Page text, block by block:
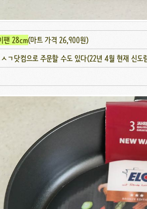
팬 28cm(마트 가격 26,900원)
ㄱ닷컴으로 주문할 수도 있다(22년 4월 현재 신도